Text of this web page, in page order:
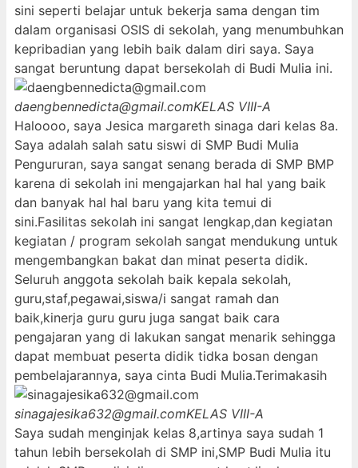
sini seperti belajar untuk bekerja sama dengan tim
dalam organisasi OSIS di sekolah, yang menumbuhkan
kepribadian yang lebih baik dalam diri saya. Saya
sangat beruntung dapat bersekolah di Budi Mulia ini.
daengbennedicta@gmail.comKELAS VIII-A
Haloooo, saya Jesica margareth sinaga dari kelas 8a.
Saya adalah salah satu siswi di SMP Budi Mulia
Pengururan, saya sangat senang berada di SMP BMP
karena di sekolah ini mengajarkan hal hal yang baik
dan banyak hal hal baru yang kita temui di
sini.Fasilitas sekolah ini sangat lengkap,dan kegiatan
kegiatan / program sekolah sangat mendukung untuk
mengembangkan bakat dan minat peserta didik.
Seluruh anggota sekolah baik kepala sekolah,
guru,staf,pegawai,siswa/i sangat ramah dan
baik,kinerja guru guru juga sangat baik cara
pengajaran yang di lakukan sangat menarik sehingga
dapat membuat peserta didik tidka bosan dengan
pembelajarannya, saya cinta Budi Mulia.Terimakasih
sinagajesika632@gmail.comKELAS VIII-A
Saya sudah menginjak kelas 8,artinya saya sudah 1
tahun lebih bersekolah di SMP ini,SMP Budi Mulia itu